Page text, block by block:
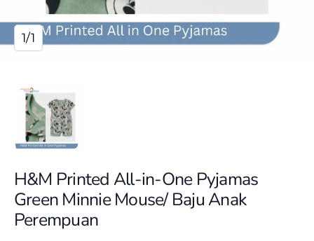
1/1
H&M Printed All-in-One Pyjamas
Green Minnie Mouse/ Baju Anak
Perempuan